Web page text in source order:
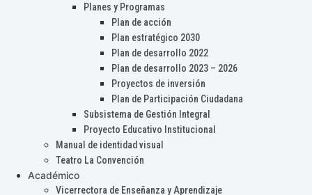
Planes y Programas
Plan de acción
Plan estratégico 2030
Plan de desarrollo 2022
Plan de desarrollo 2023 – 2026
Proyectos de inversión
Plan de Participación Ciudadana
Subsistema de Gestión Integral
Proyecto Educativo Institucional
Manual de identidad visual
Teatro La Convención
Académico
Vicerrectora de Enseñanza y Aprendizaje